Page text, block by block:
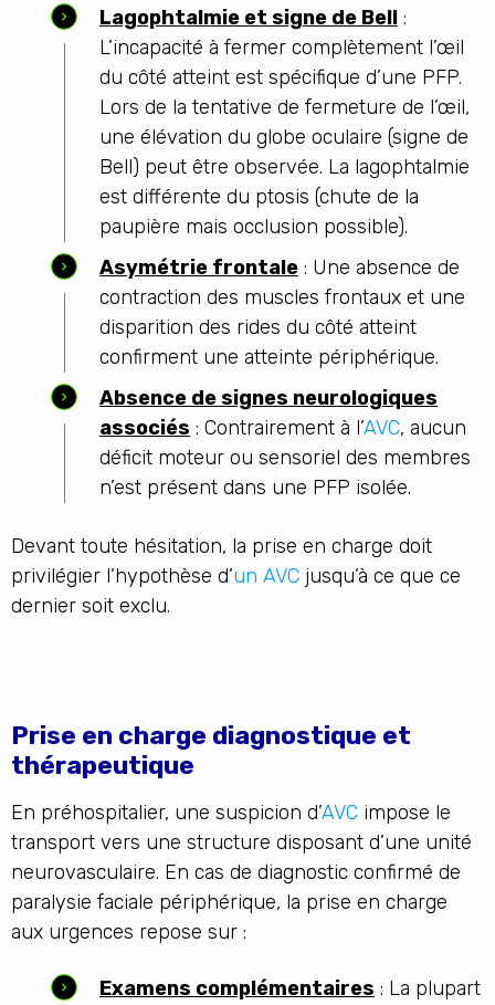
Lagophtalmie et signe de Bell :
L’incapacité à fermer complètement l’œil
du côté atteint est spécifique d’une PFP.
Lors de la tentative de fermeture de l’œil,
une élévation du globe oculaire (signe de
Bell) peut être observée. La lagophtalmie
est différente du ptosis (chute de la
paupière mais occlusion possible).
Asymétrie frontale : Une absence de
contraction des muscles frontaux et une
disparition des rides du côté atteint
confirment une atteinte périphérique.
Absence de signes neurologiques
associés : Contrairement à l’AVC, aucun
déficit moteur ou sensoriel des membres
n’est présent dans une PFP isolée.
Devant toute hésitation, la prise en charge doit
privilégier l’hypothèse d’un AVC jusqu’à ce que ce
dernier soit exclu.
Prise en charge diagnostique et
thérapeutique
En préhospitalier, une suspicion d’AVC impose le
transport vers une structure disposant d’une unité
neurovasculaire. En cas de diagnostic confirmé de
paralysie faciale périphérique, la prise en charge
aux urgences repose sur :
Examens complémentaires : La plupart